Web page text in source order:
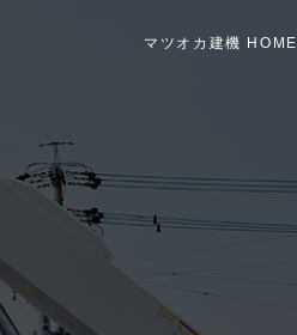
マツオカ建機 HOME